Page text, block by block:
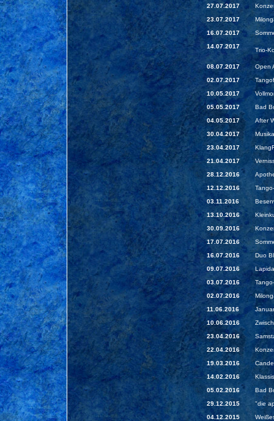
27.07.2017
23.07.2017
16.07.2017
14.07.2017
Trio-
08.07.2017
Open
02.07.2017
10.05.2017
05.05.2017
Bad
04.05.2017
After
30.04.2017
23.04.2017
21.04.2017
28.12.2016
12.12.2016
03.11.2016
13.10.2016
30.09.2016
17.07.2016
16.07.2016
Duo
09.07.2016
03.07.2016
02.07.2016
11.06.2016
10.06.2016
23.04.2016
22.04.2016
19.03.2016
14.02.2016
05.02.2016
Bad
29.12.2015
"die
04.12.2015